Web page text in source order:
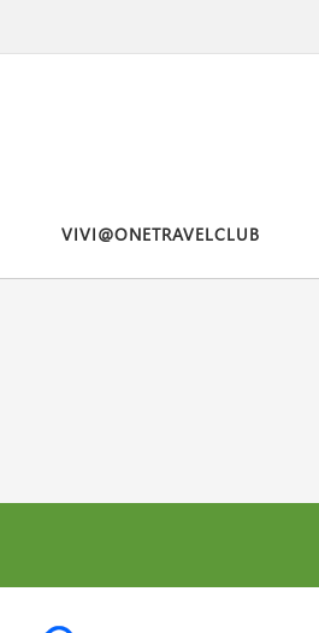
VIVI@ONETRAVELCLUB